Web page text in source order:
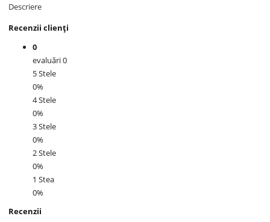
Descriere
Recenzii clienți
0
evaluări 0
5 Stele
0%
4 Stele
0%
3 Stele
0%
2 Stele
0%
1 Stea
0%
Recenzii